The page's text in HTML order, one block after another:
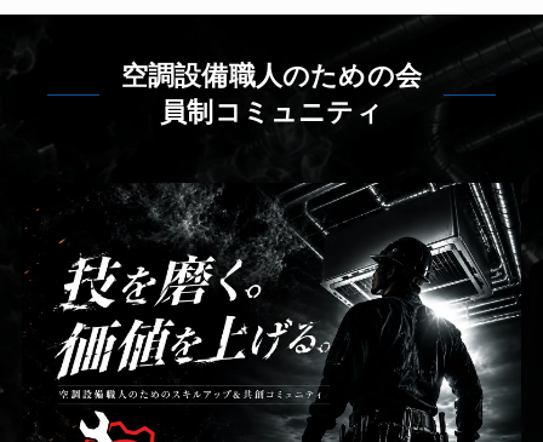
空調設備職人のための会
員制コミュニティ